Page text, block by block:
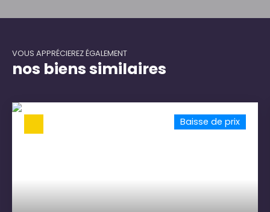
VOUS APPRÉCIEREZ ÉGALEMENT
nos biens similaires
Baisse de prix